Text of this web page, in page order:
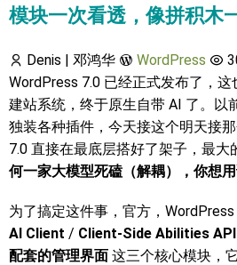
模块一次看透，像拼积木
Denis | 邓鸿华 WordPress
WordPress 7.0 已经正式发布了，
建站系统，终于原生自带 AI 了。以
独装各种插件，今天接这个明天接
7.0 直接在最底层搭好了架子，最大
何一家大模型死磕（解耦），你想用
为了搞定这件事，官方，
AI Client / Client-Side Abilities API
配套的管理界面 这三个核心模块，